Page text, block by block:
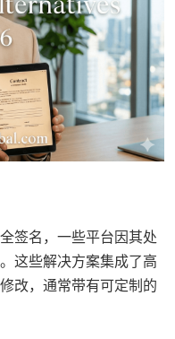
签名，一些平台因其处
这些解决方案集成了高
改，通常带有可定制的